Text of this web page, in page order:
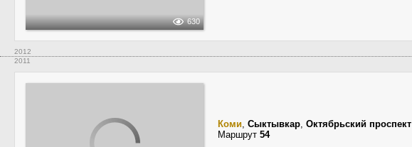
630
2012
2011
Коми, Сыктывкар, Октябрьский проспект
Маршрут 54